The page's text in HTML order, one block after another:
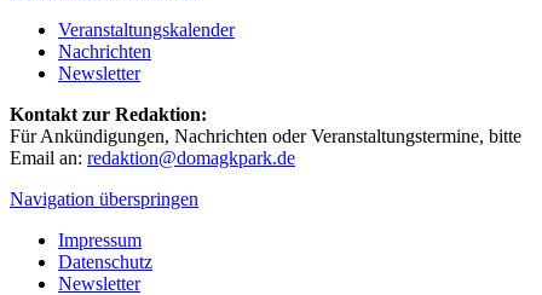
Veranstaltungskalender
Nachrichten
Newsletter
Kontakt zur Redaktion:
Für Ankündigungen, Nachrichten oder Veranstaltungstermine, bitte
Email an: redaktion@domagkpark.de
Navigation überspringen
Impressum
Datenschutz
Newsletter